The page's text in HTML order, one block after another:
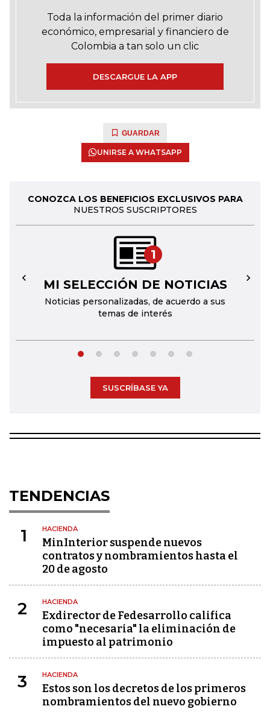
Toda la información del primer diario
económico, empresarial y financiero de
Colombia a tan solo un clic
DESCARGUE LA APP
GUARDAR
UNIRSE A WHATSAPP
CONOZCA LOS BENEFICIOS EXCLUSIVOS PARA
NUESTROS SUSCRIPTORES
1
MI SELECCIÓN DE NOTICIAS
Noticias personalizadas, de acuerdo a sus
temas de interés
← →
SUSCRÍBASE YA
TENDENCIAS
1 HACIENDA
MinInterior suspende nuevos
contratos y nombramientos hasta el
20 de agosto
2 HACIENDA
Exdirector de Fedesarrollo califica
como "necesaria" la eliminación de
impuesto al patrimonio
3 HACIENDA
Estos son los decretos de los primeros
nombramientos del nuevo gobierno